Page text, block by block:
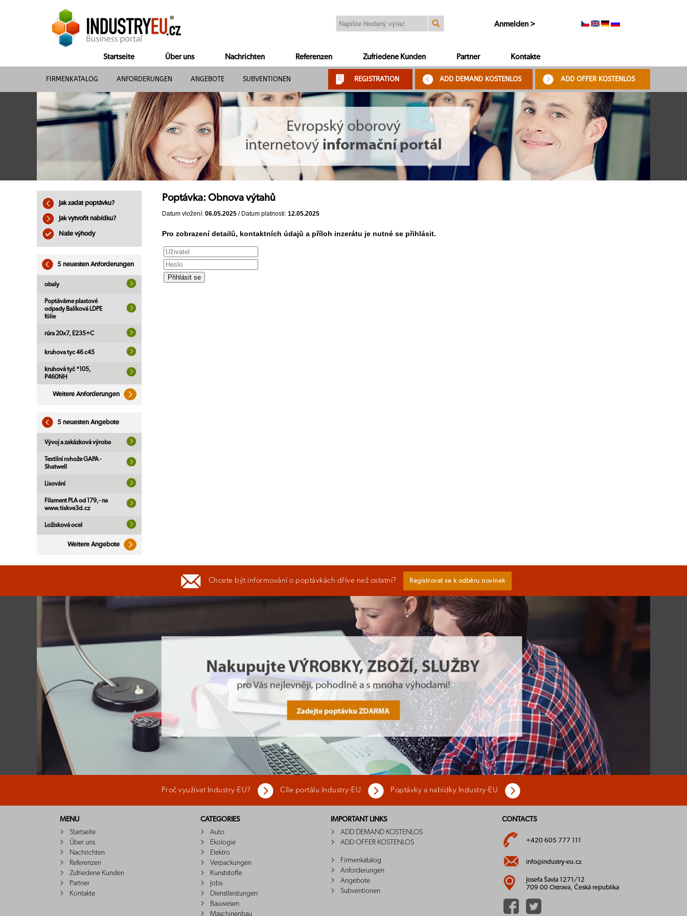
Anmelden >
Startseite Über uns Nachrichten Referenzen Zufriedene Kunden Partner Kontakte
FIRMENKATALOG ANFORDERUNGEN ANGEBOTE SUBVENTIONEN REGISTRATION ADD DEMAND KOSTENLOS ADD OFFER KOSTENLOS
Jak zadat poptávku?
Jak vytvořit nabídku?
Naše výhody
5 neuesten Anforderungen
obaly
Poptáváme plastové
odpady Balíková LDPE
fólie
rúra 20x7, E235+C
kruhova tyc 46 c45
kruhová tyč *105,
P460NH
Weitere Anforderungen
5 neuesten Angebote
Vývoj a zakázková výroba
Textilní rohože GAPA -
Shatwell
Lisování
Filament PLA od 179,- na
www.tiskve3d.cz
Ložisková ocel
Weitere Angebote
Poptávka: Obnova výtahů
Datum vložení: 06.05.2025 / Datum platnosti: 12.05.2025
Pro zobrazení detailů, kontaktních údajů a příloh inzerátu je nutné se přihlásit.
Chcete být informování o poptávkách dříve než ostatní? Registrovat se k odběru novinek
Proč využívat Industry-EU? Cíle portálu Industry-EU Poptávky a nabídky Industry-EU
MENU
Startseite
Über uns
Nachrichten
Referenzen
Zufriedene Kunden
Partner
Kontakte
CATEGORIES
Auto
Ekologie
Elektro
Verpackungen
Kunststoffe
Jobs
Dienstleistungen
Bauwesen
Maschinenbau
IMPORTANT LINKS
ADD DEMAND KOSTENLOS
ADD OFFER KOSTENLOS
Firmenkatalog
Anforderungen
Angebote
Subventionen
CONTACTS
+420 605 777 111
info@industry-eu.cz
Josefa Šavla 1271/12
709 00 Ostrava, Česká republika